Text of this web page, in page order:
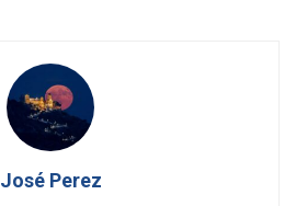
José Perez